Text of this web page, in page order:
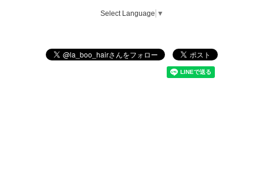
Select Language ▼